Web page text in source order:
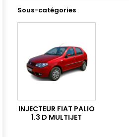
Sous-catégories
INJECTEUR FIAT PALIO
1.3 D MULTIJET